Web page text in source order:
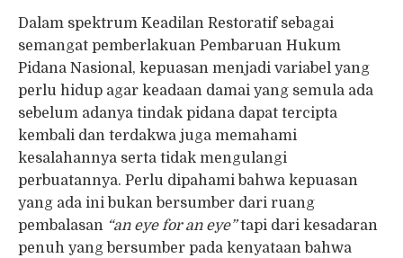
Dalam spektrum Keadilan Restoratif sebagai
semangat pemberlakuan Pembaruan Hukum
Pidana Nasional, kepuasan menjadi variabel yang
perlu hidup agar keadaan damai yang semula ada
sebelum adanya tindak pidana dapat tercipta
kembali dan terdakwa juga memahami
kesalahannya serta tidak mengulangi
perbuatannya. Perlu dipahami bahwa kepuasan
yang ada ini bukan bersumber dari ruang
pembalasan “an eye for an eye”tapi dari kesadaran
penuh yang bersumber pada kenyataan bahwa